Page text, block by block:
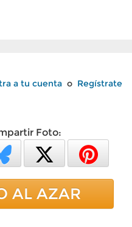
a tu cuenta o Regístrate
Foto:
AL AZAR